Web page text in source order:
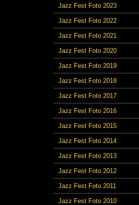
Jazz Fest Foto 2023
Jazz Fest Foto 2022
Jazz Fest Foto 2021
Jazz Fest Foto 2020
Jazz Fest Foto 2019
Jazz Fest Foto 2018
Jazz Fest Foto 2017
Jazz Fest Foto 2016
Jazz Fest Foto 2015
Jazz Fest Foto 2014
Jazz Fest Foto 2013
Jazz Fest Foto 2012
Jazz Fest Foto 2011
Jazz Fest Foto 2010